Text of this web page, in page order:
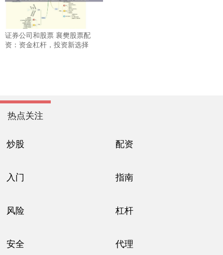
证券公司和股票 襄樊股票配
资：资金杠杆，投资新选择
热点关注
炒股 配资
入门 指南
风险 杠杆
安全 代理